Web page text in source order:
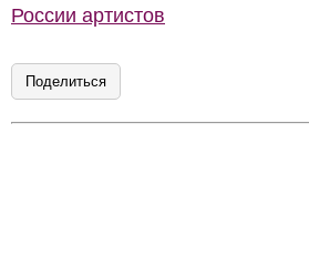
России артистов
Поделиться